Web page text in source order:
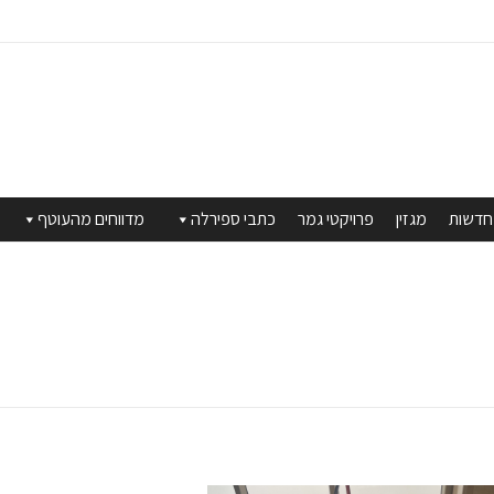
חדשות מגזין פרויקטי גמר כתבי ספירלה מדווחים מהעוטף